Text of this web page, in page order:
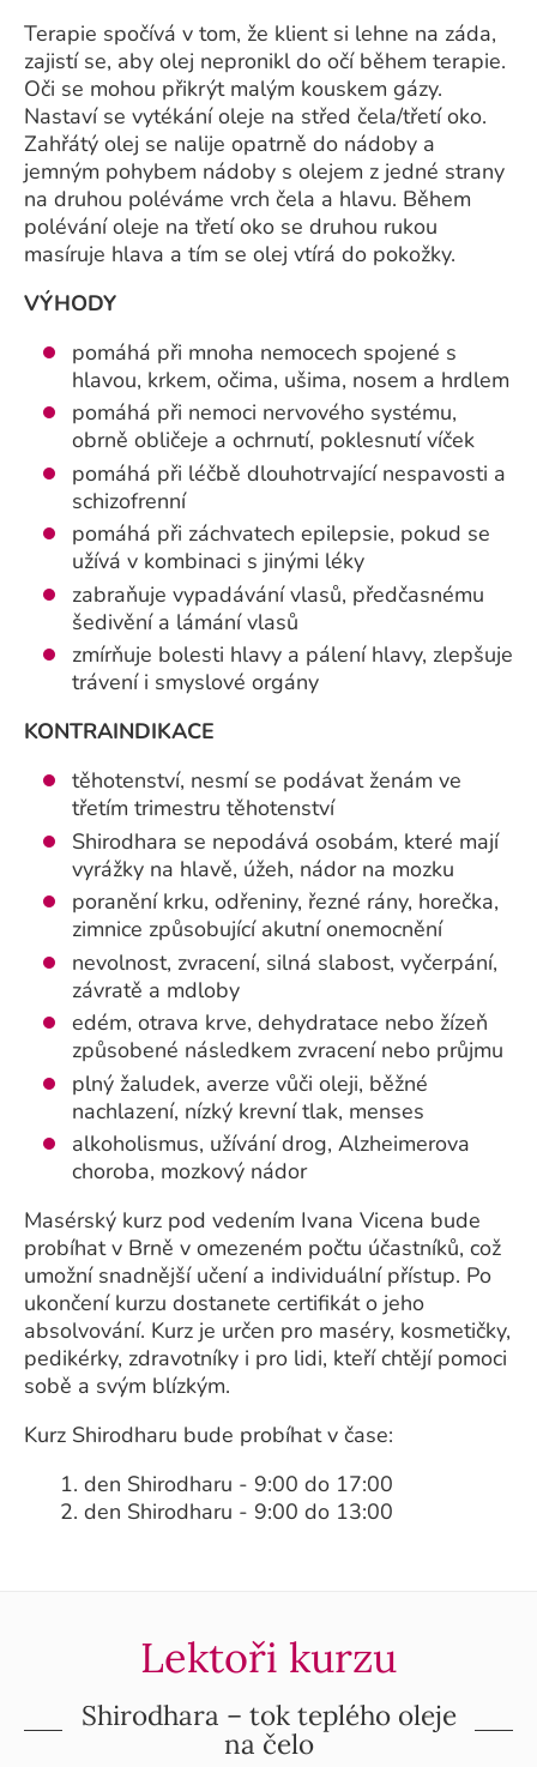
Terapie spočívá v tom, že klient si lehne na záda,
zajistí se, aby olej nepronikl do očí během terapie.
Oči se mohou přikrýt malým kouskem gázy.
Nastaví se vytékání oleje na střed čela/třetí oko.
Zahřátý olej se nalije opatrně do nádoby a
jemným pohybem nádoby s olejem z jedné strany
na druhou poléváme vrch čela a hlavu. Během
polévání oleje na třetí oko se druhou rukou
masíruje hlava a tím se olej vtírá do pokožky.
VÝHODY
pomáhá při mnoha nemocech spojené s
hlavou, krkem, očima, ušima, nosem a hrdlem
pomáhá při nemoci nervového systému,
obrně obličeje a ochrnutí, poklesnutí víček
pomáhá při léčbě dlouhotrvající nespavosti a
schizofrenní
pomáhá při záchvatech epilepsie, pokud se
užívá v kombinaci s jinými léky
zabraňuje vypadávání vlasů, předčasnému
šedivění a lámání vlasů
zmírňuje bolesti hlavy a pálení hlavy, zlepšuje
trávení i smyslové orgány
KONTRAINDIKACE
těhotenství, nesmí se podávat ženám ve
třetím trimestru těhotenství
Shirodhara se nepodává osobám, které mají
vyrážky na hlavě, úžeh, nádor na mozku
poranění krku, odřeniny, řezné rány, horečka,
zimnice způsobující akutní onemocnění
nevolnost, zvracení, silná slabost, vyčerpání,
závratě a mdloby
edém, otrava krve, dehydratace nebo žízeň
způsobené následkem zvracení nebo průjmu
plný žaludek, averze vůči oleji, běžné
nachlazení, nízký krevní tlak, menses
alkoholismus, užívání drog, Alzheimerova
choroba, mozkový nádor
Masérský kurz pod vedením Ivana Vicena bude
probíhat v Brně v omezeném počtu účastníků, což
umožní snadnější učení a individuální přístup. Po
ukončení kurzu dostanete certifikát o jeho
absolvování. Kurz je určen pro maséry, kosmetičky,
pedikérky, zdravotníky i pro lidi, kteří chtějí pomoci
sobě a svým blízkým.
Kurz Shirodharu bude probíhat v čase:
1. den Shirodharu - 9:00 do 17:00
2. den Shirodharu - 9:00 do 13:00
Lektoři kurzu
Shirodhara – tok teplého oleje
na čelo